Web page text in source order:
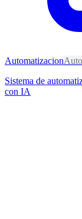
Automatizacion
Sistema de
con IA